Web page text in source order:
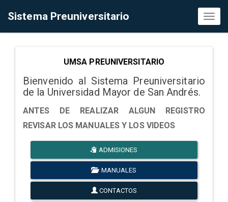
Sistema Preuniversitario
UMSA PREUNIVERSITARIO
Bienvenido al Sistema Preuniversitario
de la Universidad Mayor de San Andrés.
ANTES DE REALIZAR ALGUN REGISTRO
REVISAR LOS MANUALES Y LOS VIDEOS
ADMISIONES
MANUALES
CONTACTOS